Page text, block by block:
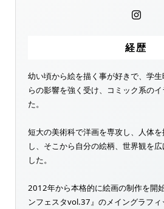
経歴
幼い頃から絵を描く事が好きで、学
らの影響を強く受け、コミック系の
た。
短大の美術科で洋画を専攻し、人体
し、そこから自分の絵柄、世界観を
した。
2012年から本格的に絵画の制作を開
ンフェスタvol.37』のメイングラフィ